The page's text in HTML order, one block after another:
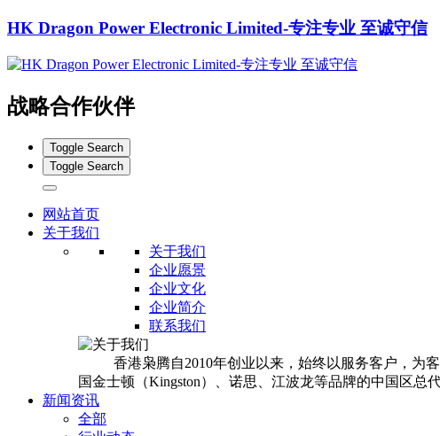
HK Dragon Power Electronic Limited-专注专业 至诚守信
战略合作伙伴
Toggle Search
Toggle Search
网站首页
关于我们
关于我们
企业愿景
企业文化
企业简介
联系我们
香港枭腾自2010年创业以来，始终以服务客户，为客
国金士顿（Kingston）、诺思、江波龙等品牌的中国区总代
新闻资讯
全部